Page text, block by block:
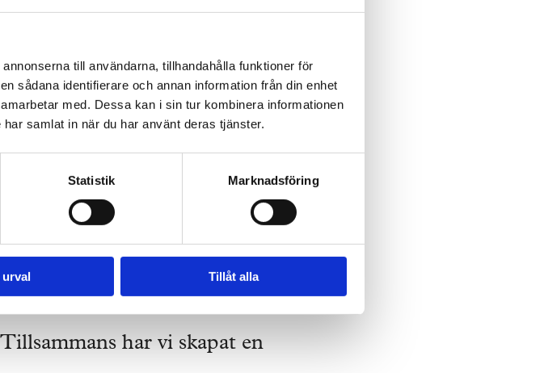
till användarna, tillhandahålla funktioner för
sådana identifierare och annan information från din enhet
med. Dessa kan i sin tur kombinera informationen
samlat in när du har använt deras tjänster.
Statistik Marknadsföring
Tillåt alla
doftande av linoljebets och
ge energi och samtidigt stå för ett
medarbetare har fått en ny
att rita åt kollegor är slutfört
har vi skapat en